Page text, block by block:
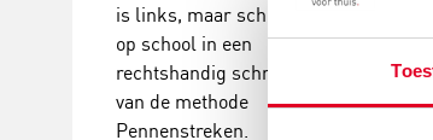
is links, maar schrijft
op school in een
rechtshandig schrift
van de methode
Pennenstreken.
6